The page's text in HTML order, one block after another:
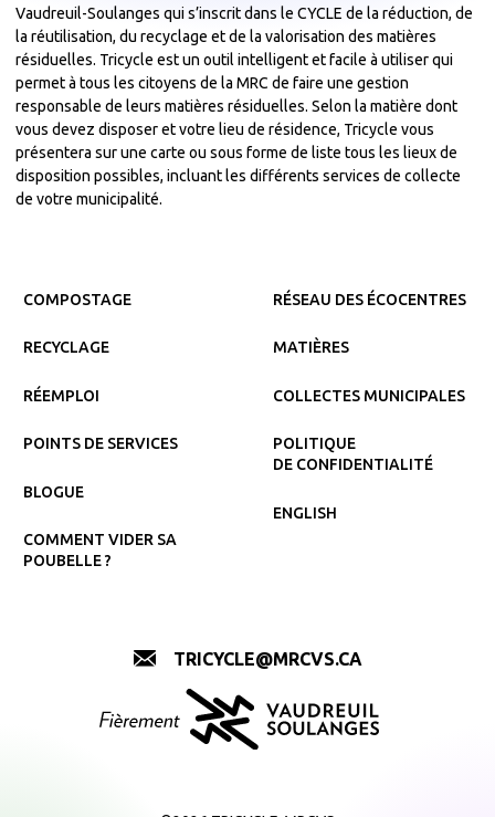
Vaudreuil-Soulanges qui s’inscrit dans le CYCLE de la réduction, de
la réutilisation, du recyclage et de la valorisation des matières
résiduelles. Tricycle est un outil intelligent et facile à utiliser qui
permet à tous les citoyens de la MRC de faire une gestion
responsable de leurs matières résiduelles. Selon la matière dont
vous devez disposer et votre lieu de résidence, Tricycle vous
présentera sur une carte ou sous forme de liste tous les lieux de
disposition possibles, incluant les différents services de collecte
de votre municipalité.
COMPOSTAGE
RECYCLAGE
RÉEMPLOI
POINTS DE SERVICES
BLOGUE
COMMENT VIDER SA
POUBELLE ?
RÉSEAU DES ÉCOCENTRES
MATIÈRES
COLLECTES MUNICIPALES
POLITIQUE
DE CONFIDENTIALITÉ
ENGLISH
TRICYCLE@MRCVS.CA